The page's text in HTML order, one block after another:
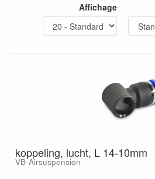
Affichage
koppeling, lucht, L 14-10mm
VB-Airsuspension